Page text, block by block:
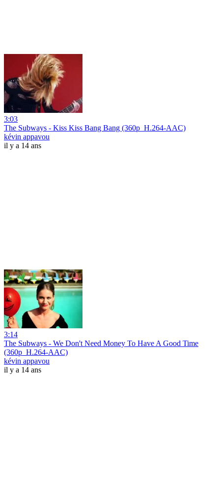
3:03
The Subways - Kiss Kiss Bang Bang (360p_H.264-AAC)
kévin appavou
il y a 14 ans
3:14
The Subways - We Don't Need Money To Have A Good Time
(360p_H.264-AAC)
kévin appavou
il y a 14 ans